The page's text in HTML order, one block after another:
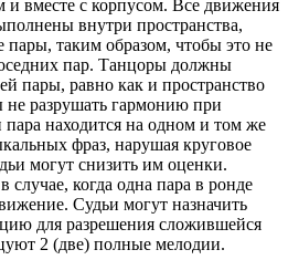
и вместе с корпусом. Все движения
внутри пространства,
пары, таким образом, чтобы это не
пар. Танцоры должны
пары, равно как и пространство
не разрушать гармонию при
находится на одном и том же
фраз, нарушая круговое
могут снизить им оценки.
когда одна пара в ронде
Судьи могут назначить
для разрешения сложившейся
2 (две) полные мелодии.